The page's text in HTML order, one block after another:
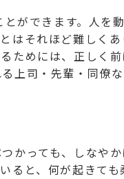
ができます。人を
はそれほど難しく
ためには、正しく
上司・先輩・同僚
かっても、しなや
ると、何が起きても